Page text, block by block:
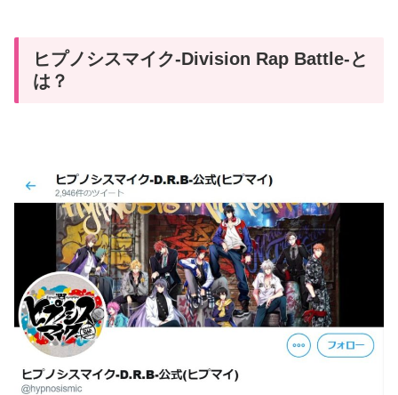
ヒプノシスマイク-Division Rap Battle-と
は？